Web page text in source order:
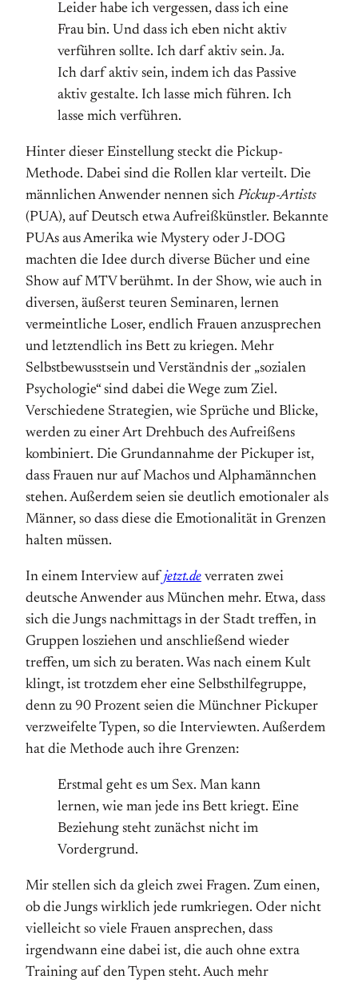
Leider habe ich vergessen, dass ich eine
Frau bin. Und dass ich eben nicht aktiv
verführen sollte. Ich darf aktiv sein. Ja.
Ich darf aktiv sein, indem ich das Passive
aktiv gestalte. Ich lasse mich führen. Ich
lasse mich verführen.
Hinter dieser Einstellung steckt die Pickup-
Methode. Dabei sind die Rollen klar verteilt. Die
männlichen Anwender nennen sich Pickup-Artists
(PUA), auf Deutsch etwa Aufreißkünstler. Bekannte
PUAs aus Amerika wie Mystery oder J-DOG
machten die Idee durch diverse Bücher und eine
Show auf MTV berühmt. In der Show, wie auch in
diversen, äußerst teuren Seminaren, lernen
vermeintliche Loser, endlich Frauen anzusprechen
und letztendlich ins Bett zu kriegen. Mehr
Selbstbewusstsein und Verständnis der „sozialen
Psychologie“ sind dabei die Wege zum Ziel.
Verschiedene Strategien, wie Sprüche und Blicke,
werden zu einer Art Drehbuch des Aufreißens
kombiniert. Die Grundannahme der Pickuper ist,
dass Frauen nur auf Machos und Alphamännchen
stehen. Außerdem seien sie deutlich emotionaler als
Männer, so dass diese die Emotionalität in Grenzen
halten müssen.
In einem Interview auf jetzt.de verraten zwei
deutsche Anwender aus München mehr. Etwa, dass
sich die Jungs nachmittags in der Stadt treffen, in
Gruppen losziehen und anschließend wieder
treffen, um sich zu beraten. Was nach einem Kult
klingt, ist trotzdem eher eine Selbsthilfegruppe,
denn zu 90 Prozent seien die Münchner Pickuper
verzweifelte Typen, so die Interviewten. Außerdem
hat die Methode auch ihre Grenzen:
Erstmal geht es um Sex. Man kann
lernen, wie man jede ins Bett kriegt. Eine
Beziehung steht zunächst nicht im
Vordergrund.
Mir stellen sich da gleich zwei Fragen. Zum einen,
ob die Jungs wirklich jede rumkriegen. Oder nicht
vielleicht so viele Frauen ansprechen, dass
irgendwann eine dabei ist, die auch ohne extra
Training auf den Typen steht. Auch mehr